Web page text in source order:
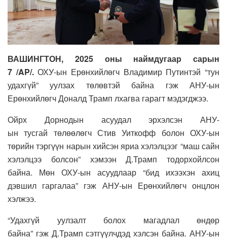
ВАШИНГТОН, 2025 оны наймдугаар сарын
7 /AP/.ОХУ-ын Ерөнхийлөгч Владимир Путинтэй “тун
удахгүй” уулзах төлөвтэй байна гэж АНУ-ын
Ерөнхийлөгч Доналд Трамп лхагва гарагт мэдэгджээ.
Ойрх Дорнодын асуудал эрхэлсэн АНУ-
ын тусгай төлөөлөгч Стив Уиткофф болон ОХУ-ын
төрийн тэргүүн нарын хийсэн яриа хэлэлцээг “маш сайн
хэлэлцээ болсон” хэмээн Д.Трамп тодорхойлсон
байна. Мөн ОХУ-ын асуудлаар “бид ихээхэн ахиц
дэвшил гаргалаа” гэж АНУ-ын Ерөнхийлөгч онцлон
хэлжээ.
“Удахгүй уулзалт болох магадлал өндөр
байна” гэж Д.Трамп сэтгүүлчдэд хэлсэн байна. АНУ-ын